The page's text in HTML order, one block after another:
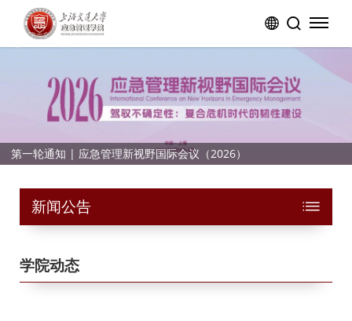
第一轮通知 | 应急管理新视野国际会议（2026）
新闻公告
学院动态